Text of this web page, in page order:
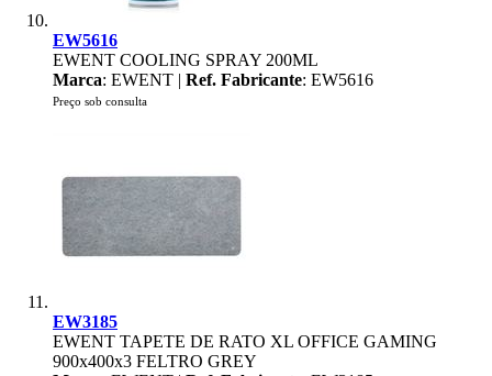
EW5616
EWENT COOLING SPRAY 200ML
Marca: EWENT | Ref. Fabricante: EW5616
Preço sob consulta
EW3185
EWENT TAPETE DE RATO XL OFFICE GAMING
900x400x3 FELTRO GREY